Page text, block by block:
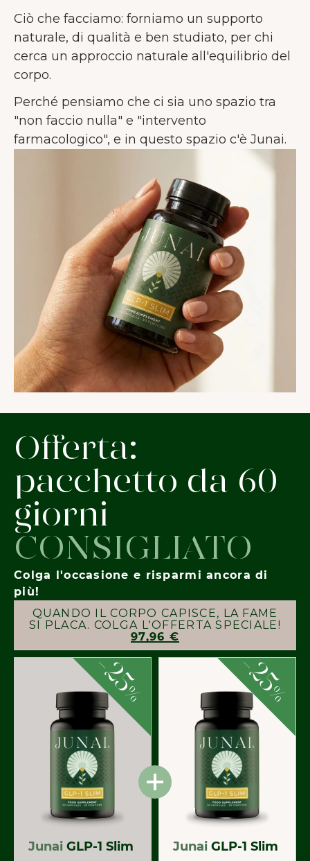
Ciò che facciamo: forniamo un supporto
naturale, di qualità e ben studiato, per chi
cerca un approccio naturale all'equilibrio del
corpo.
Perché pensiamo che ci sia uno spazio tra
"non faccio nulla" e "intervento
farmacologico", e in questo spazio c'è Junai.
Offerta:
pacchetto da 60
giorni
CONSIGLIATO
Colga l'occasione e risparmi ancora di
più!
QUANDO IL CORPO CAPISCE, LA FAME
SI PLACA. COLGA L'OFFERTA SPECIALE!
97,96 €
-
25
%
Junai GLP-1 Slim
-
25
%
Junai GLP-1 Slim